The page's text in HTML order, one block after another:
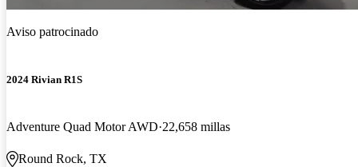
Aviso patrocinado
2024 Rivian R1S
Adventure Quad Motor AWD 22,658 millas
Round Rock, TX